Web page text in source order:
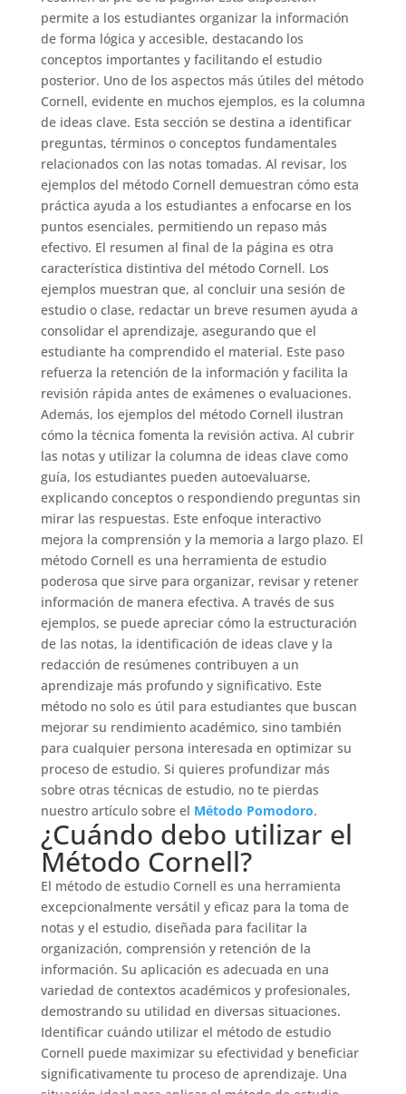
permite a los estudiantes organizar la información
de forma lógica y accesible, destacando los
conceptos importantes y facilitando el estudio
posterior. Uno de los aspectos más útiles del método
Cornell, evidente en muchos ejemplos, es la columna
de ideas clave. Esta sección se destina a identificar
preguntas, términos o conceptos fundamentales
relacionados con las notas tomadas. Al revisar, los
ejemplos del método Cornell demuestran cómo esta
práctica ayuda a los estudiantes a enfocarse en los
puntos esenciales, permitiendo un repaso más
efectivo. El resumen al final de la página es otra
característica distintiva del método Cornell. Los
ejemplos muestran que, al concluir una sesión de
estudio o clase, redactar un breve resumen ayuda a
consolidar el aprendizaje, asegurando que el
estudiante ha comprendido el material. Este paso
refuerza la retención de la información y facilita la
revisión rápida antes de exámenes o evaluaciones.
Además, los ejemplos del método Cornell ilustran
cómo la técnica fomenta la revisión activa. Al cubrir
las notas y utilizar la columna de ideas clave como
guía, los estudiantes pueden autoevaluarse,
explicando conceptos o respondiendo preguntas sin
mirar las respuestas. Este enfoque interactivo
mejora la comprensión y la memoria a largo plazo. El
método Cornell es una herramienta de estudio
poderosa que sirve para organizar, revisar y retener
información de manera efectiva. A través de sus
ejemplos, se puede apreciar cómo la estructuración
de las notas, la identificación de ideas clave y la
redacción de resúmenes contribuyen a un
aprendizaje más profundo y significativo. Este
método no solo es útil para estudiantes que buscan
mejorar su rendimiento académico, sino también
para cualquier persona interesada en optimizar su
proceso de estudio. Si quieres profundizar más
sobre otras técnicas de estudio, no te pierdas
nuestro artículo sobre el Método Pomodoro.
¿Cuándo debo utilizar el
Método Cornell?
El método de estudio Cornell es una herramienta
excepcionalmente versátil y eficaz para la toma de
notas y el estudio, diseñada para facilitar la
organización, comprensión y retención de la
información. Su aplicación es adecuada en una
variedad de contextos académicos y profesionales,
demostrando su utilidad en diversas situaciones.
Identificar cuándo utilizar el método de estudio
Cornell puede maximizar su efectividad y beneficiar
significativamente tu proceso de aprendizaje. Una